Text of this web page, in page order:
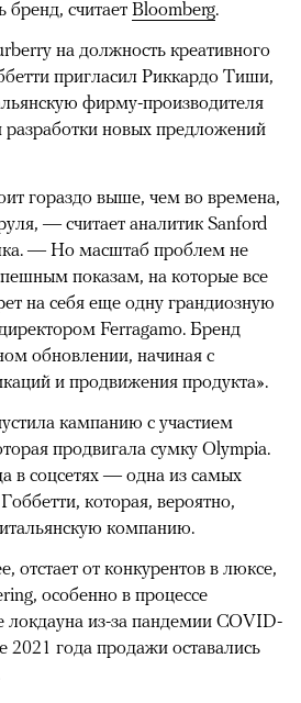
бренд, считает Bloomberg.
на должность креативного
пригласил Риккардо Тиши,
фирму-производителя
новых предложений
гораздо выше, чем во времена,
— считает аналитик Sanford
— Но масштаб проблем не
показам, на которые все
на себя еще одну грандиозную
Ferragamo. Бренд
обновлении, начиная с
и продвижения продукта».
кампанию с участием
продвигала сумку Olympia.
в соцсетях — одна из самых
которая, вероятно,
компанию.
отстает от конкурентов в люксе,
особенно в процессе
локдауна из-за пандемии COVID-
2021 года продажи оставались